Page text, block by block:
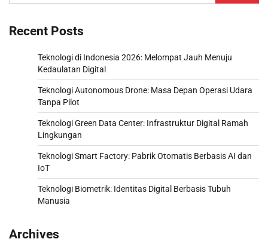
for:
Recent Posts
Teknologi di Indonesia 2026: Melompat Jauh Menuju
Kedaulatan Digital
Teknologi Autonomous Drone: Masa Depan Operasi Udara
Tanpa Pilot
Teknologi Green Data Center: Infrastruktur Digital Ramah
Lingkungan
Teknologi Smart Factory: Pabrik Otomatis Berbasis AI dan
IoT
Teknologi Biometrik: Identitas Digital Berbasis Tubuh
Manusia
Archives